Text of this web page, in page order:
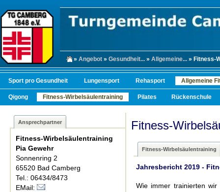
» Angebot » Gesundheit... » Allgemeine... » Fitness-
Sport pro Gesundheit Lungensport Rehasport Allgemeine
Qigong Fitness-Wirbelsäulentraining Pilates Rückenschule
Ansprechpartner
Fitness-Wirbelsäulentraining
Pia Gewehr
Sonnenring 2
65520 Bad Camberg
Tel.: 06434/8473
EMail:
Fitness-
Fitness-Wirbelsäulentraining
Jahresbericht 2019 -
Wie immer trainierten